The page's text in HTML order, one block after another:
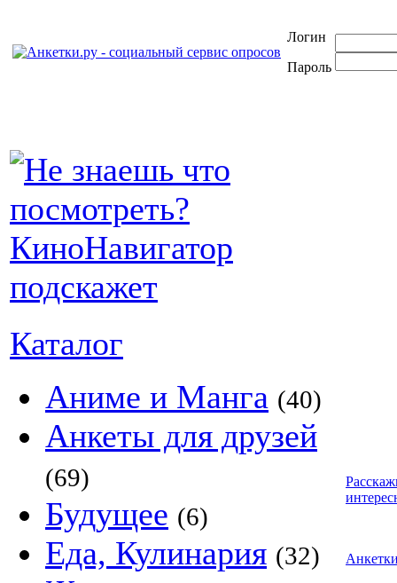
Логин
Пароль
Каталог
Аниме и Манга (40)
Анкеты для друзей
(69)
Будущее (6)
Еда, Кулинария (32)